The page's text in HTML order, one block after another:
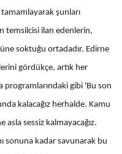
şunları
temsilcisi ilan edenlerin,
soktuğu ortadadır. Edirne
gördükçe, artık her
programlarındaki gibi 'Bu son
kalacağız herhalde. Kamu
asla sessiz kalmayacağız.
sonuna kadar savunarak bu